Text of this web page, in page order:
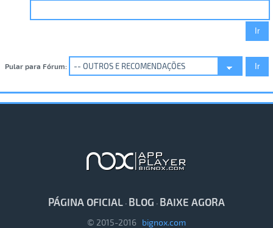
Pular para Fórum:
PÁGINA OFICIAL · BLOG · BAIXE AGORA
© 2015-2016 bignox.com